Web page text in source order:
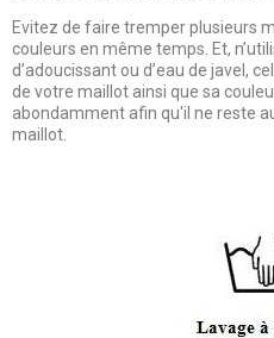
Evitez de faire tremper plusieurs
couleurs en même temps. Et,
d’adoucissant ou d’eau de javel,
de votre maillot ainsi que sa
abondamment afin qu'il ne reste
maillot.